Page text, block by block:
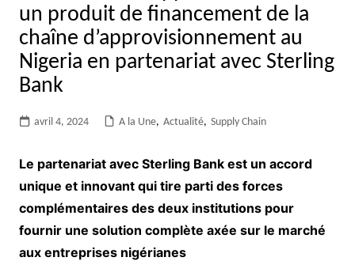
un produit de financement de la
chaîne d’approvisionnement au
Nigeria en partenariat avec Sterling
Bank
avril 4, 2024 A la Une, Actualité, Supply Chain
Le partenariat avec Sterling Bank est un accord
unique et innovant qui tire parti des forces
complémentaires des deux institutions pour
fournir une solution complète axée sur le marché
aux entreprises nigérianes